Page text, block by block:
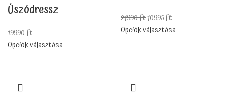
Úszódressz
19990 Ft
Opciók választása
21990Ft10995Ft
Opciók választása